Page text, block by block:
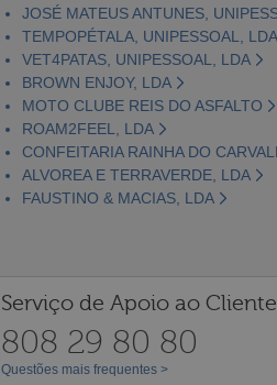
JOSÉ MATEUS ANTUNES,
TEMPOPÉTALA, UNIPESSOAL, LDA
VET4PATAS, UNIPESSOAL, LDA
BROWN ENJOY, LDA
MOTO CLUBE REIS DO ASFALTO
ROAM2FEEL, LDA
CONFEITARIA RAINHA DO
ALVOREA E TERRAVERDE, LDA
FAUSTINO & MACIAS, LDA
Serviço de Apoio ao Cliente
808 29 80 80
Questões mais frequentes >